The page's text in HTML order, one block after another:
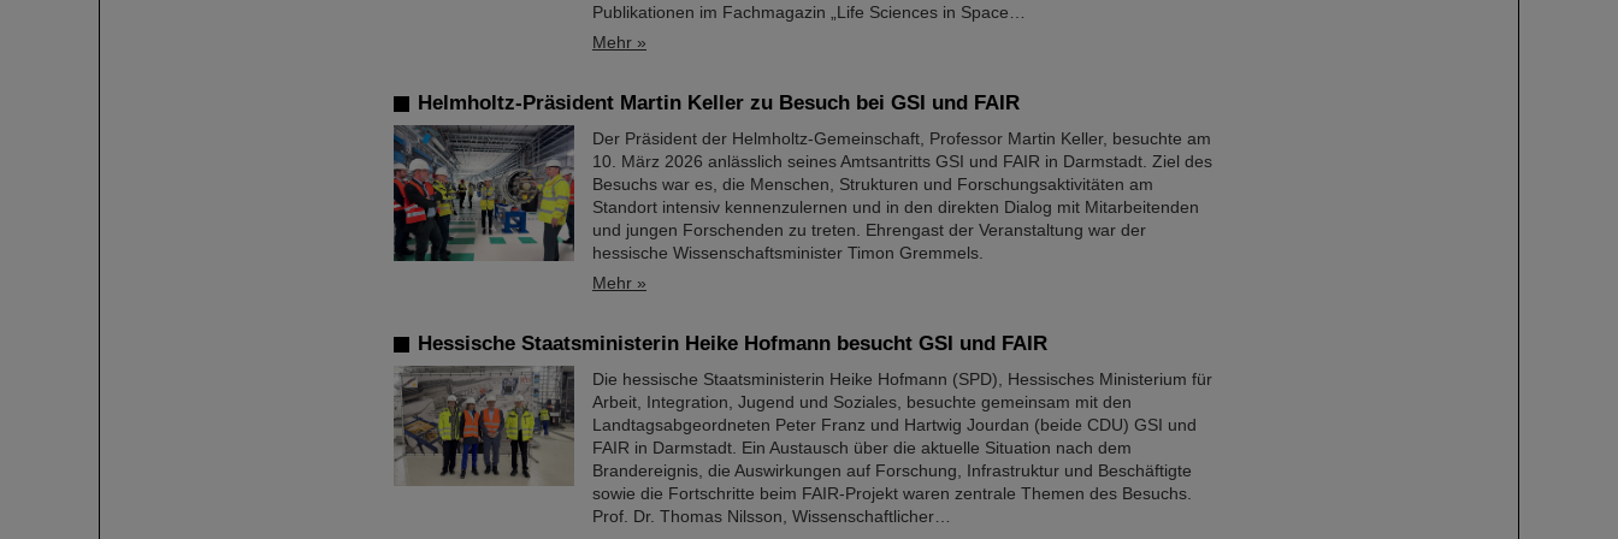
Publikationen im Fachmagazin „Life Sciences in Space…
Mehr »
Helmholtz-Präsident Martin Keller zu Besuch bei GSI und FAIR
Der Präsident der Helmholtz-Gemeinschaft, Professor Martin Keller, besuchte am
10. März 2026 anlässlich seines Amtsantritts GSI und FAIR in Darmstadt. Ziel des
Besuchs war es, die Menschen, Strukturen und Forschungsaktivitäten am
Standort intensiv kennenzulernen und in den direkten Dialog mit Mitarbeitenden
und jungen Forschenden zu treten. Ehrengast der Veranstaltung war der
hessische Wissenschaftsminister Timon Gremmels.
Mehr »
Hessische Staatsministerin Heike Hofmann besucht GSI und FAIR
Die hessische Staatsministerin Heike Hofmann (SPD), Hessisches Ministerium für
Arbeit, Integration, Jugend und Soziales, besuchte gemeinsam mit den
Landtagsabgeordneten Peter Franz und Hartwig Jourdan (beide CDU) GSI und
FAIR in Darmstadt. Ein Austausch über die aktuelle Situation nach dem
Brandereignis, die Auswirkungen auf Forschung, Infrastruktur und Beschäftigte
sowie die Fortschritte beim FAIR-Projekt waren zentrale Themen des Besuchs.
Prof. Dr. Thomas Nilsson, Wissenschaftlicher…